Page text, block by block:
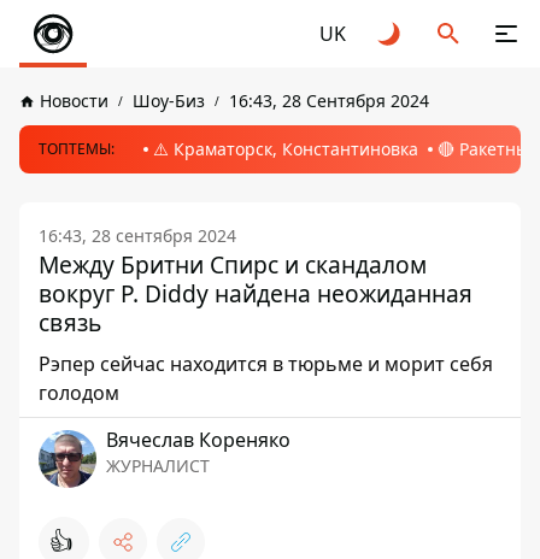
UK
Новости Шоу-Биз 16:43, 28 Сентября 2024
ТОПТЕМЫ: ⚠️ Краматорск, Константиновка 🔴
16:43, 28 сентября 2024
Между Бритни Спирс и скандалом
вокруг P. Diddy найдена неожиданная
связь
Рэпер сейчас находится в тюрьме и морит себя
голодом
Вячеслав Кореняко
ЖУРНАЛИСТ
👍